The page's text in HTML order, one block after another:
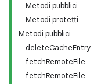
Metodi pubblici
Metodi protetti
Metodi pubblici
deleteCacheEntry
fetchRemoteFile
fetchRemoteFile